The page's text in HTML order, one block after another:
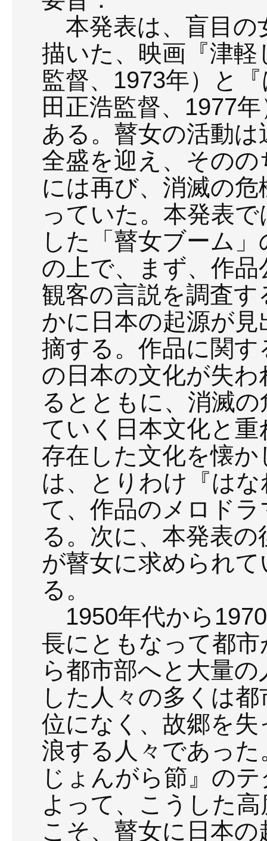
本発表は、盲目の
描いた、映画『津
監督、1973年）と
田正浩監督、1977
ある。瞽女の活動
全盛を迎え、その
には再び、消滅の
っていた。本発表
した「瞽女ブーム
の上で、まず、作
観客の言説を調査
かに日本の起源が
摘する。作品に関
の日本の文化が失
るとともに、消滅
ていく日本文化と
存在した文化を懐
は、とりわけ『は
て、作品のメロド
る。次に、本発表
が瞽女に求められ
る。
1950年代から
長にともなって都
ら都市部へと大量
した人々の多くは
位になく、故郷を
浪する人々であっ
じょんがら節』の
よって、こうした
こそ、瞽女に日本